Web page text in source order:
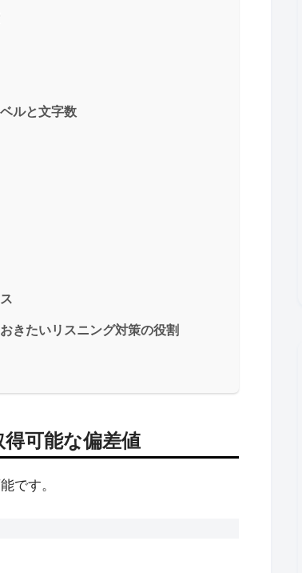
ルと文字数
きたいリスニング対策の役割
得可能な偏差値
です。